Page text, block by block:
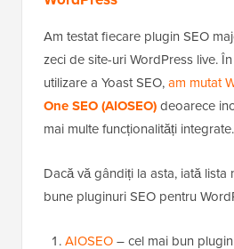
Am testat fiecare plugin SEO
zeci de site-uri WordPress live.
utilizare a Yoast SEO,am mutat
One SEO (AIOSEO)deoarece
mai multe funcționalități integrate.
Dacă vă gândiți la asta, iată lista
bune pluginuri SEO pentru
AIOSEO– cel mai bun